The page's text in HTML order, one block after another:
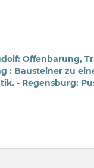
Offenbarung,
: Bausteiner zu
- Regensburg: